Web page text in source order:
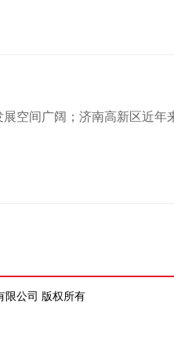
空间广阔；济南高新区近年
限公司 版权所有